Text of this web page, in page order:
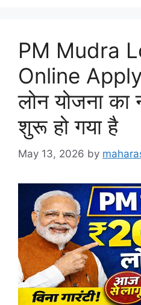
PM Mudra
Online Apply
लोन योजना
शुरू हो गया है
May 13, 2026 by